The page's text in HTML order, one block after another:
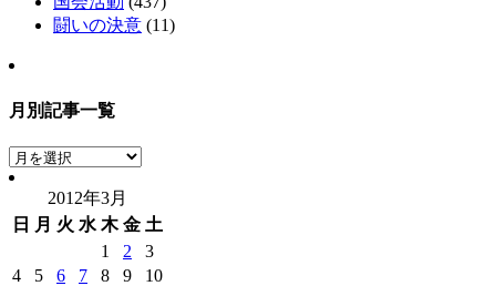
闘いの決意 (11)
月別記事一覧
月
別
事
覧
2012年3月
日
月 火 水 木 金 土
1
2
3
4
5 6 7 8 9
10